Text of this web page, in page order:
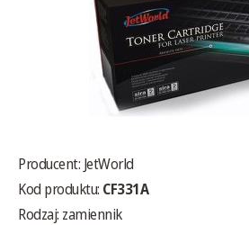
Producent: JetWorld
Kod produktu: CF331A
Rodzaj: zamiennik